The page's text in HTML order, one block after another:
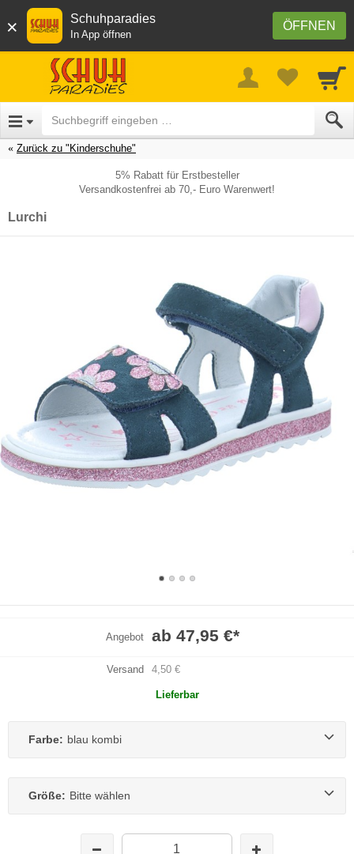
× ÖFFNEN
Schuhparadies
In App öffnen
Zurück zu "Kinderschuhe"
5% Rabatt für Erstbesteller
Versandkostenfrei ab 70,- Euro Warenwert!
Lurchi
Angebot ab 47,95 €*
Versand 4,50 €
Lieferbar
Farbe: blau kombi
Größe: Bitte wählen